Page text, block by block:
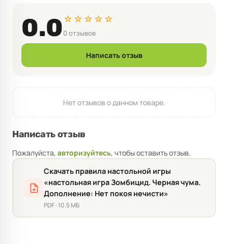
0.0☆☆☆☆☆
0 отзывов
Написать отзыв
Нет отзывов о данном товаре.
Написать отзыв
Пожалуйста, авторизуйтесь, чтобы оставить отзыв.
Скачать правила настольной игры
«настольная игра Зомбицид. Черная чума.
Дополнение: Нет покоя нечисти»
PDF · 10.5 МБ